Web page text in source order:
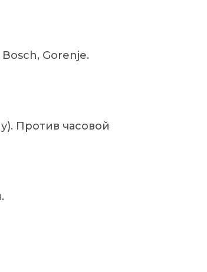
Gorenje.
Против часовой